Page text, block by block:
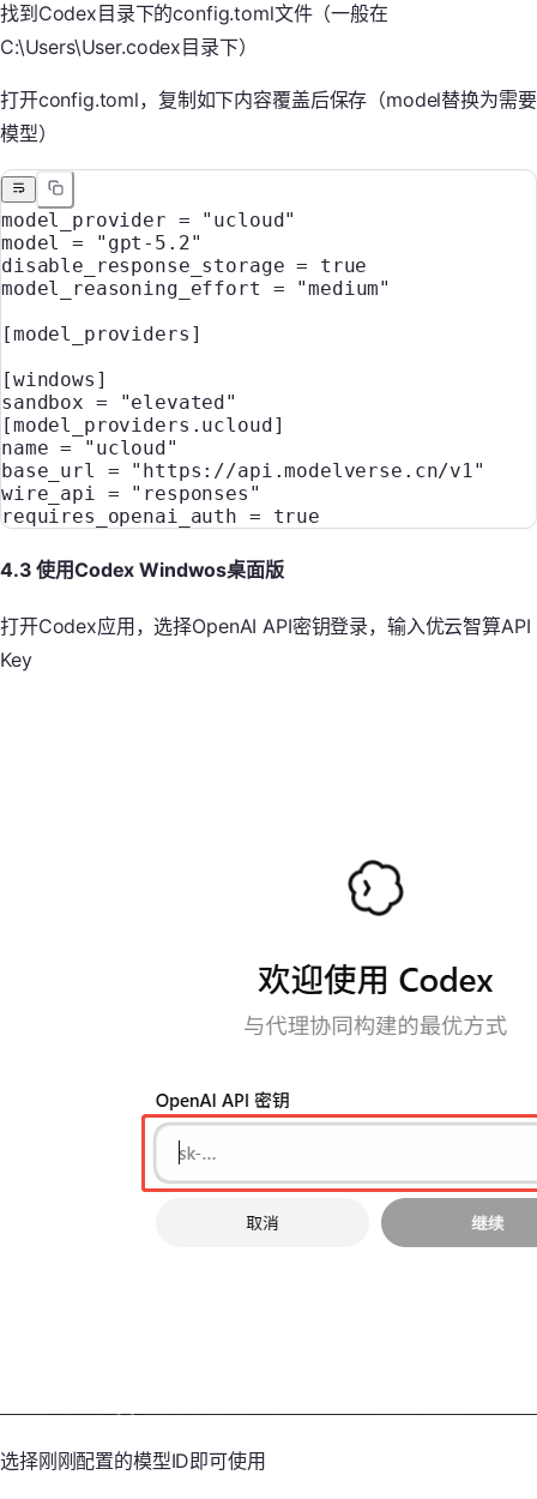
找到Codex目录下的config.toml文件（一般在
C:\Users\User.codex目录下）
打开config.toml，复制如下内容覆盖后保存（model替换为需要
模型）
model_provider = "ucloud"
model
= "gpt-5.2"
disable_response_storage = true
model_reasoning_effort = "medium"
[model_providers]
[windows]
sandbox = "elevated"
[model_providers.ucloud]
name = "ucloud"
base_url = "https://api.modelverse.cn/v1"
wire_api = "responses"
requires_openai_auth = true
4.3 使用Codex Windwos桌面版
打开Codex应用，选择OpenAI API密钥登录，输入优云智算API
Key
选择刚刚配置的模型ID即可使用